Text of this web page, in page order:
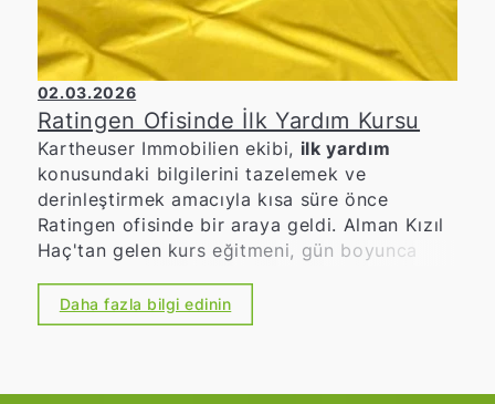
02.03.2026
Ratingen Ofisinde İlk Yardım Kursu
Kartheuser Immobilien ekibi, ilk yardım
konusundaki bilgilerini tazelemek ve
derinleştirmek amacıyla kısa süre önce
Ratingen ofisinde bir araya geldi. Alman Kızıl
Haç'tan gelen kurs eğitmeni, gün boyunca
Pratik, bilgilendirici ve aktif
pozisyonundan kalp-akciğer canlandırmasına
Daha fazla bilgi edinin